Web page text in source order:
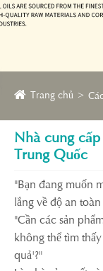
Trang chủ
Nhà cung
Trung Quốc
"Bạn đang muốn
lắng về độ an
"Cần các sản
không thể tìm
quả'?"